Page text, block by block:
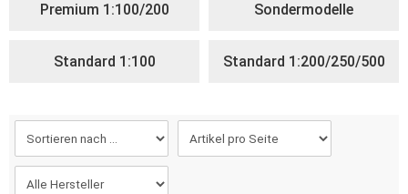
Premium 1:100/200 Sondermodelle
Standard 1:100 Standard 1:200/250/500